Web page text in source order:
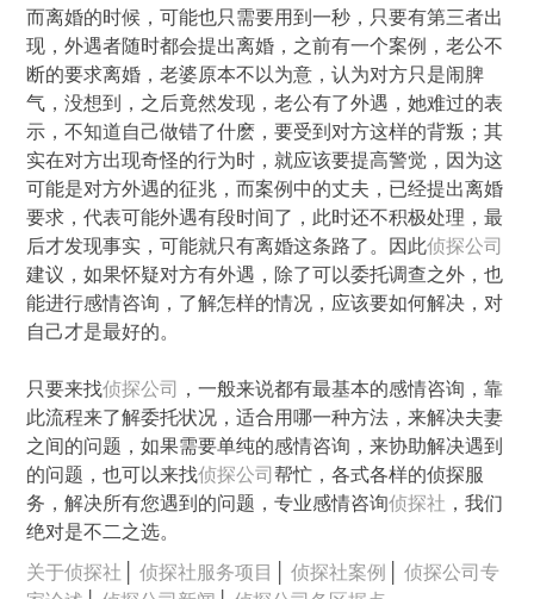
而离婚的时候，可能也只需要用到一秒，只要有第三者出
现，外遇者随时都会提出离婚，之前有一个案例，老公不
断的要求离婚，老婆原本不以为意，认为对方只是闹脾
气，没想到，之后竟然发现，老公有了外遇，她难过的表
示，不知道自己做错了什麽，要受到对方这样的背叛；其
实在对方出现奇怪的行为时，就应该要提高警觉，因为这
可能是对方外遇的征兆，而案例中的丈夫，已经提出离婚
要求，代表可能外遇有段时间了，此时还不积极处理，最
后才发现事实，可能就只有离婚这条路了。因此侦探公司
建议，如果怀疑对方有外遇，除了可以委托调查之外，也
能进行感情咨询，了解怎样的情况，应该要如何解决，对
自己才是最好的。
只要来找侦探公司
，一般来说都有最基本的感情咨询，靠
此流程来了解委托状况，适合用哪一种方法，来解决夫妻
之间的问题，如果需要单纯的感情咨询，来协助解决遇到
的问题，也可以来找侦探公司帮忙，各式各样的侦探服
务，解决所有您遇到的问题，专业感情咨询侦探社 ，我们
绝对是不二之选。
关于侦探社 │侦探社服务项目 │侦探社案例 │侦探公司专